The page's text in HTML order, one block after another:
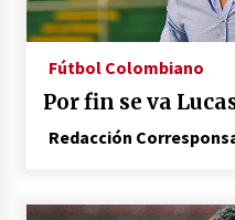
Fútbol Colombiano
Por fin se va
Redacción